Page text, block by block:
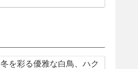
冬を彩る優雅な白鳥、ハク